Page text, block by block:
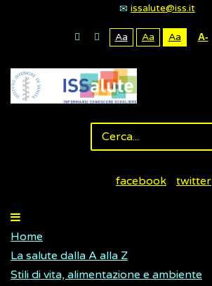
issalute@iss.it
Aa Aa Aa A-
facebook twitter
Home
La salute dalla A alla Z
Stili di vita, alimentazione e ambiente